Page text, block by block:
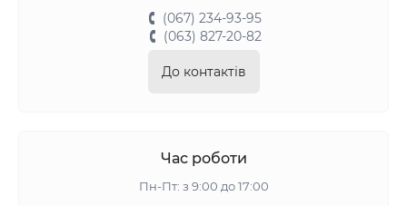
(067) 234-93-95
(063) 827-20-82
До контактів
Час роботи
Пн-Пт: з 9:00 до 17:00